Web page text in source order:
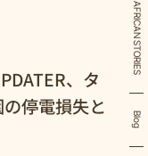
AFRICAN STORIES
Blog
、タ
停電損失と